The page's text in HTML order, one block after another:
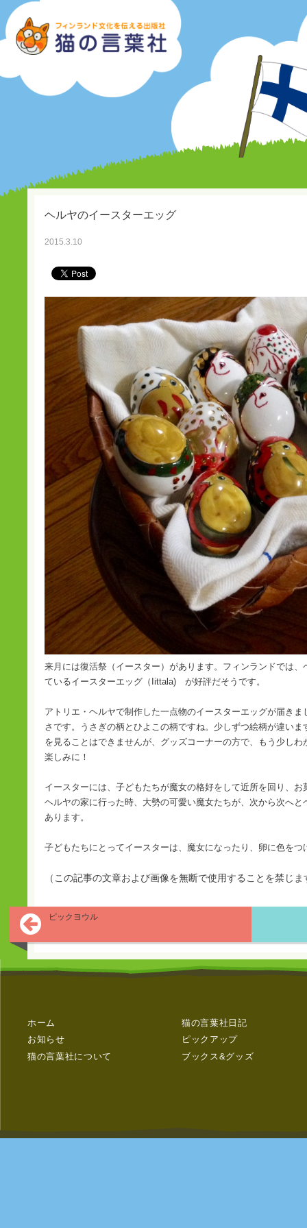
ヘルヤのイースターエッグ
2015.3.10
来月には復活祭（イースター）があります。フィンランドでは
ているイースターエッグ（Iittala) が好評だそうです。
アトリエ・ヘルヤで制作した一点物のイースターエッグが届き
さです。うさぎの柄とひよこの柄ですね。少しずつ絵柄が違い
を見ることはできませんが、グッズコーナーの方で、もう少し
楽しみに！
イースターには、子どもたちが魔女の格好をして近所を回り、
ヘルヤの家に行った時、大勢の可愛い魔女たちが、次から次へ
あります。
子どもたちにとってイースターは、魔女になったり、卵に色を
（この記事の文章および画像を無断で使用することを禁じ
ピックヨウル
ホーム
お知らせ
猫の言葉社について
猫の言葉社日記
ピックアップ
ブックス&グッズ